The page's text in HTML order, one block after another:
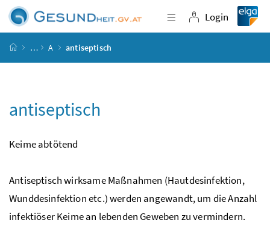
Zum Inhalt
Zum Hauptmenü
Zum Untermenü
Zur Suche
Navigation
Login
Login
Startseite
… A antiseptisch
antiseptisch
Keime abtötend
Antiseptisch wirksame Maßnahmen (Hautdesinfektion,
Wunddesinfektionetc.) werden angewandt, um die Anzahl
infektiöser Keime an lebenden Geweben zu vermindern.